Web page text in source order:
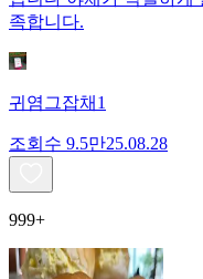
족합니다.
귀염그잡채1
조회수 9.5만25.08.28
999+